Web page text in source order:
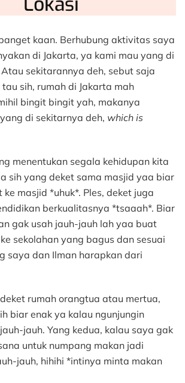
kaan. Berhubung aktivitas saya
di Jakarta, ya kami mau yang di
sekitarannya deh, sebut saja
sih, rumah di Jakarta mah
bingit bingit yah, makanya
di sekitarnya deh, which is
menentukan segala kehidupan kita
sih yang deket sama masjid yaa biar
ke masjid *uhuk*. Ples, deket juga
berkualitasnya *tsaaah*. Biar
gak usah jauh-jauh lah yaa buat
sekolahan yang bagus dan sesuai
saya dan Ilman harapkan dari
rumah orangtua atau mertua,
biar enak ya kalau ngunjungin
jauh. Yang kedua, kalau saya gak
untuk numpang makan jadi
jauh, hihihi *intinya minta makan